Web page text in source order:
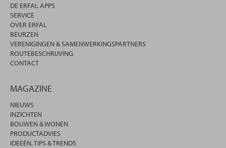
DE ERFAL APPS
SERVICE
OVER ERFAL
BEURZEN
VERENIGINGEN & SAMENWERKINGSPARTNERS
ROUTEBESCHRIJVING
CONTACT
MAGAZINE
NIEUWS
INZICHTEN
BOUWEN & WONEN
PRODUCTADVIES
IDEEËN, TIPS & TRENDS